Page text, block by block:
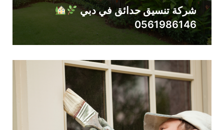
شركة تنسيق حدائق في دبي
0561986146